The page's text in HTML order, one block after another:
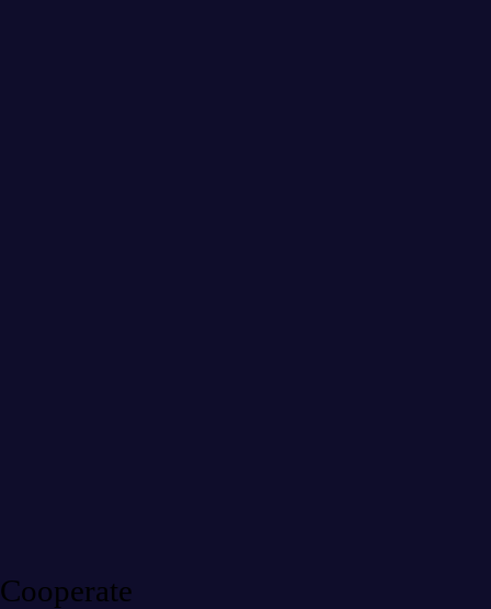
Cooperate